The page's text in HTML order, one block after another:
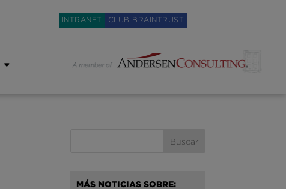
INTRANET CLUB BRAINTRUST
MÁS NOTICIAS SOBRE: